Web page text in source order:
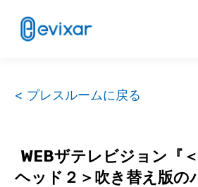
< プレスルームに戻る
WEBザテレビジョン『
ヘッド２＞吹き替え版の